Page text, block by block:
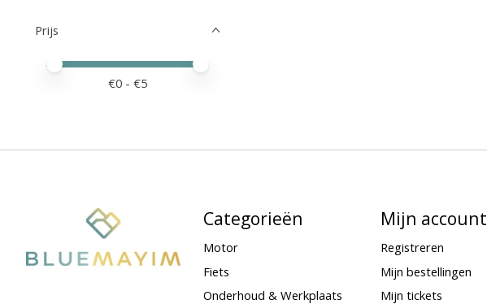
Prijs
Minimale prijswaarde
Price maximum value
€0 - €5
Categorieën
Motor
Fiets
Onderhoud & Werkplaats
Mijn account
Registreren
Mijn bestellingen
Mijn tickets